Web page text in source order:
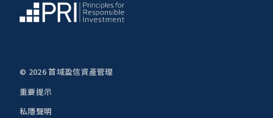
© 2026 首域盈信資產管理
重要提示
私隱聲明